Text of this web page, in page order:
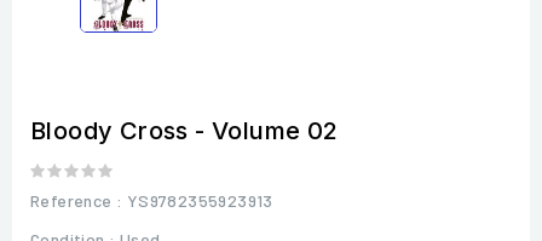
Bloody Cross - Volume 02
Reference : YS9782355923913